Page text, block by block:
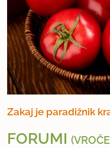
Zakaj je paradižnik
FORUMI